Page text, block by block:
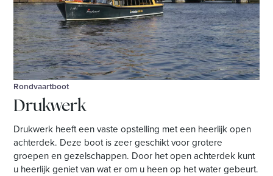
Rondvaartboot
Drukwerk
Drukwerk heeft een vaste opstelling met een heerlijk open
achterdek. Deze boot is zeer geschikt voor grotere
groepen en gezelschappen. Door het open achterdek kunt
u heerlijk geniet van wat er om u heen op het water gebeurt.